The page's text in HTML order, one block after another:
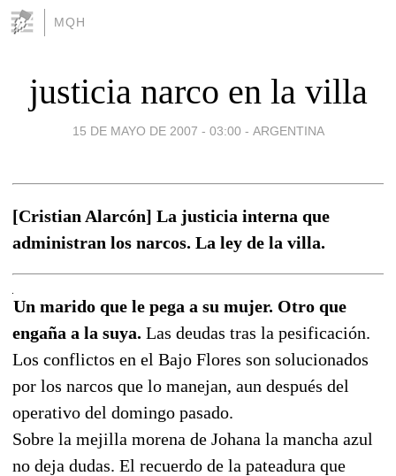
MQH
justicia narco en la villa
15 DE MAYO DE 2007 - 03:00 - ARGENTINA
[Cristian Alarcón] La justicia interna que
administran los narcos. La ley de la villa.
Un marido que le pega a su mujer. Otro que
engaña a la suya. Las deudas tras la pesificación.
Los conflictos en el Bajo Flores son solucionados
por los narcos que lo manejan, aun después del
operativo del domingo pasado.
Sobre la mejilla morena de Johana la mancha azul
no deja dudas. El recuerdo de la pateadura que